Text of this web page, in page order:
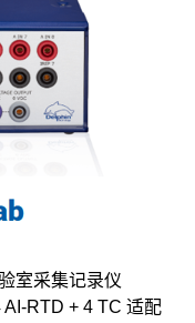
室采集记录仪
RTD + 4 TC 适配